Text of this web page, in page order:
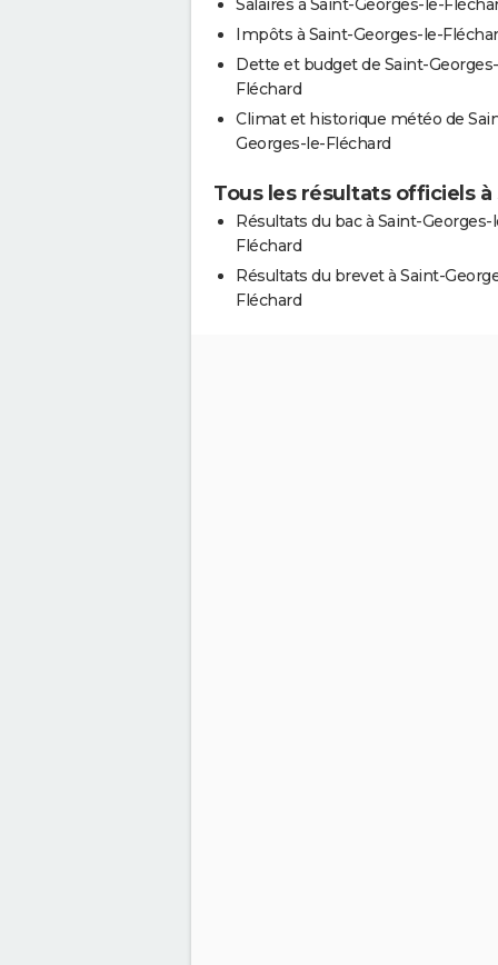
Salaires à Saint-Georges-le-
Impôts à Saint-Georges-le-
Dette et budget de Saint-
Fléchard
Climat et historique météo de
Georges-le-Fléchard
Tous les résultats officiels
Résultats du bac à Saint-Georges-
Fléchard
Résultats du brevet à Saint-
Fléchard